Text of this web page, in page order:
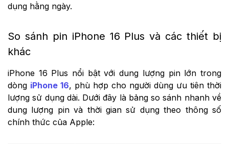
dụng hằng ngày.
So sánh pin iPhone 16 Plus và các thiết bị
khác
iPhone 16 Plus nổi bật với dung lượng pin lớn trong
dòng iPhone 16, phù hợp cho người dùng ưu tiên thời
lượng sử dụng dài. Dưới đây là bảng so sánh nhanh về
dung lượng pin và thời gian sử dụng theo thông số
chính thức của Apple: